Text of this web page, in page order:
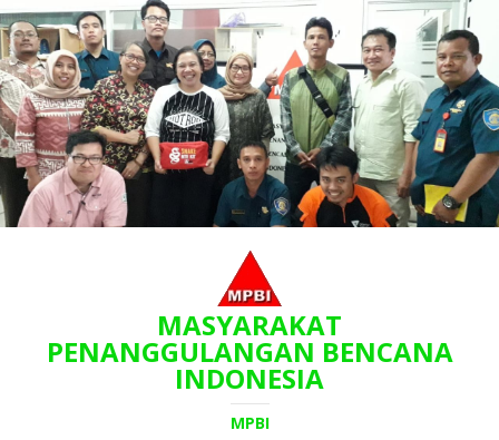
MASYARAKAT
PENANGGULANGAN BENCANA
INDONESIA
MPBI